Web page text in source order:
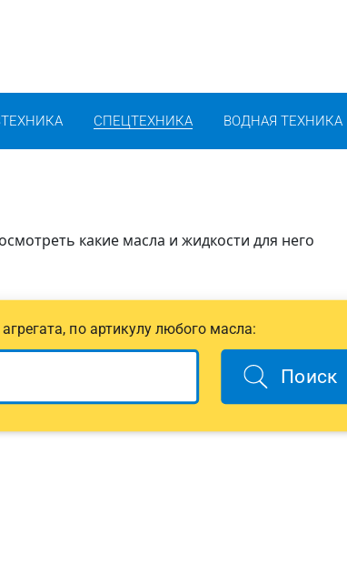
СПЕЦТЕХНИКА ВОДНАЯ ТЕХНИКА
какие масла и жидкости для него
по артикулу любого масла:
Поиск